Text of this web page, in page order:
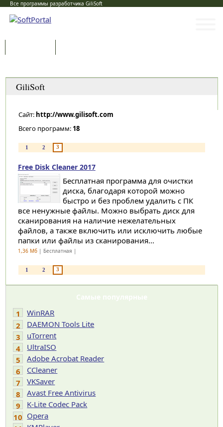
Все программы разработчика GiliSoft
GiliSoft
Сайт: http://www.gilisoft.com
Всего программ: 18
1 2 3
Free Disk Cleaner 2017
Бесплатная программа для очистки
диска, благодаря которой можно
быстро и без проблем удалить с ПК
все ненужные файлы. Можно выбрать диск для
сканирования на наличие нежелательных
файлов, а также включить или исключить любые
папки или файлы из сканирования...
1,36 Мб| Бесплатная |
1 2 3
Самые популярные
1
WinRAR
2
DAEMON Tools Lite
3
uTorrent
4
UltraISO
5
Adobe Acrobat Reader
6
CCleaner
7
VKSaver
8
Avast Free Antivirus
9
K-Lite Codec Pack
10 Opera